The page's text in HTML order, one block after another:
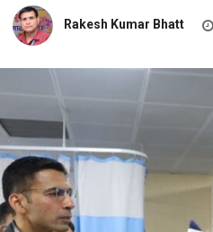
Rakesh Kumar Bhatt